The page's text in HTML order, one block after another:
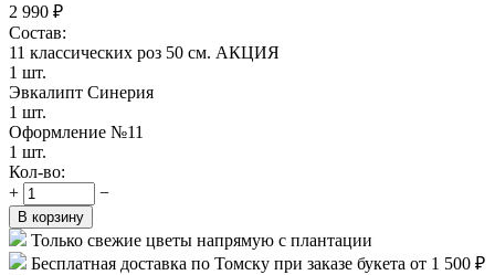
2 990 ₽
Состав:
11 классических роз 50 см. АКЦИЯ
1 шт.
Эвкалипт Синерия
1 шт.
Оформление №11
1 шт.
Кол-во:
+
−
В корзину
Только свежие цветы напрямую с плантации
Бесплатная доставка по Томску при заказе букета от 1 500 ₽